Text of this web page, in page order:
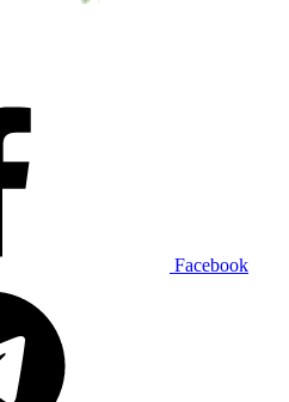
Facebook